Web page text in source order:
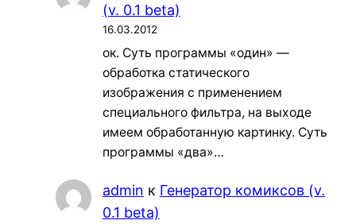
(v. 0.1 beta)
16.03.2012
ок. Суть программы «один» —
обработка статического
изображения с применением
специального фильтра, на выходе
имеем обработанную картинку. Суть
программы «два»…
admin к Генератор комиксов (v.
0.1 beta)